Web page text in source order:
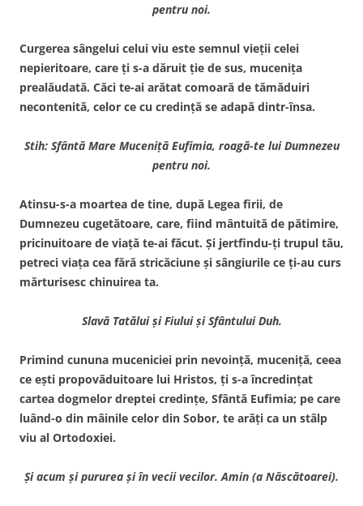
pentru noi.
Curgerea sângelui celui viu este semnul vieţii celei
nepieritoare, care ţi s-a dăruit ţie de sus, muceniţa
prealăudată. Căci te-ai arătat comoară de tămăduiri
necontenită, celor ce cu credinţă se adapă dintr-însa.
Stih: Sfântă Mare Muceniţă Eufimia, roagă-te lui Dumnezeu
pentru noi.
Atinsu-s-a moartea de tine, după Legea firii, de
Dumnezeu cugetătoare, care, fiind mântuită de pătimire,
pricinuitoare de viaţă te-ai făcut. Şi jertfindu-ţi trupul tău,
petreci viaţa cea fără stricăciune şi sângiurile ce ţi-au curs
mărturisesc chinuirea ta.
Slavă Tatălui şi Fiului şi Sfântului Duh.
Primind cununa muceniciei prin nevoinţă, muceniţă, ceea
ce eşti propovăduitoare lui Hristos, ţi s-a încredinţat
cartea dogmelor dreptei credinţe, Sfântă Eufimia; pe care
luând-o din mâinile celor din Sobor, te arăţi ca un stâlp
viu al Ortodoxiei.
Şi acum şi pururea şi în vecii vecilor. Amin (a Născătoarei).